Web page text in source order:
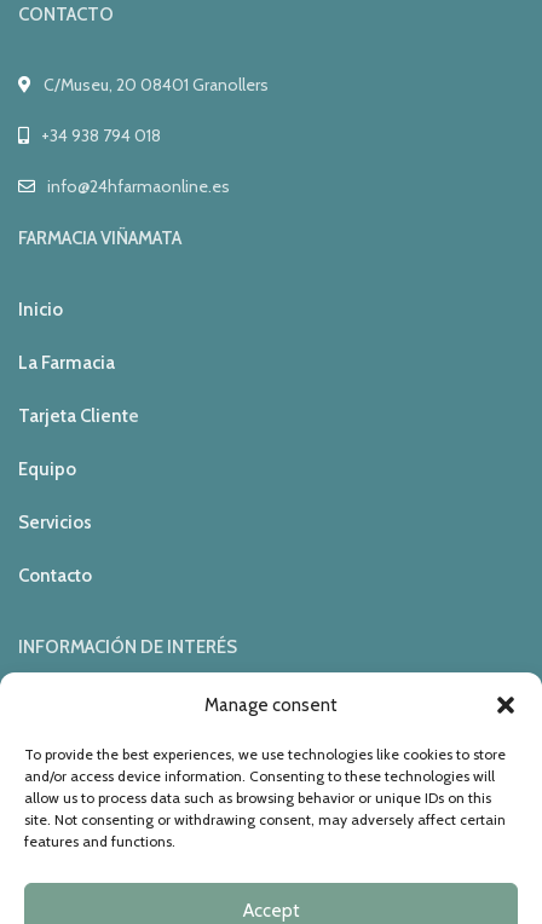
Manage consent
To provide the best experiences, we use technologies like cookies to store
and/or access device information. Consenting to these technologies will
allow us to process data such as browsing behavior or unique IDs on this
site. Not consenting or withdrawing consent, may adversely affect certain
features and functions.
Accept
CONTACTO
C/Museu, 20 08401 Granollers
+34 938 794 018
info@24hfarmaonline.es
FARMACIA VIÑAMATA
Inicio
La Farmacia
Tarjeta Cliente
Equipo
Servicios
Contacto
INFORMACIÓN DE INTERÉS
Política de Cookies
Aviso Legal
Site Map